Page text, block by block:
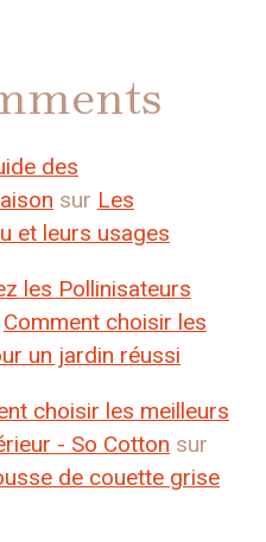
des
sur Les
et leurs usages
les Pollinisateurs
Comment choisir les
un jardin réussi
choisir les meilleurs
- So Cotton sur
de couette grise